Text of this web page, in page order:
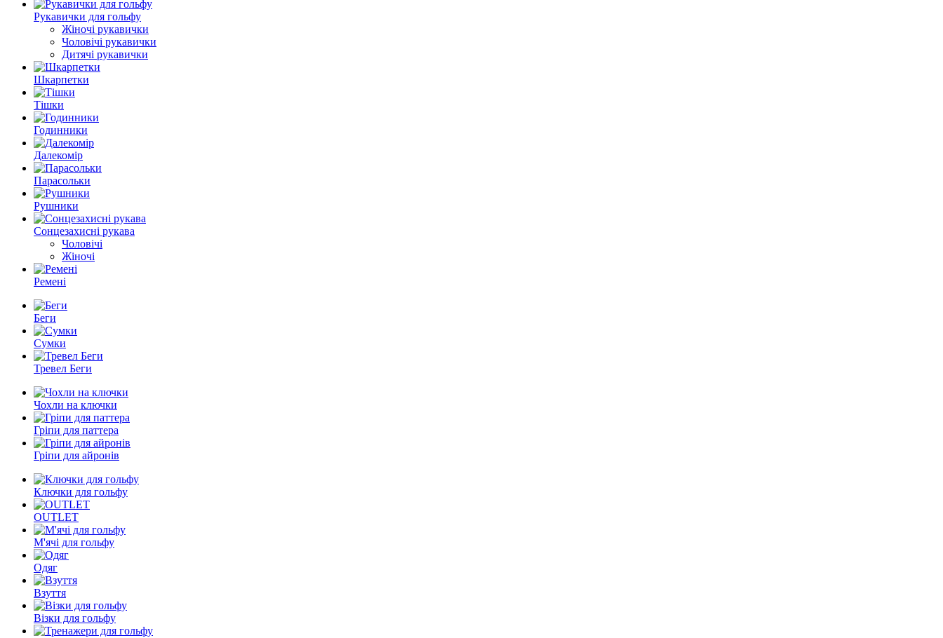
Рукавички для гольфу
Жіночі рукавички
Чоловічі рукавички
Дитячі рукавички
Шкарпетки
Тішки
Годинники
Далекомір
Парасольки
Рушники
Сонцезахисні рукава
Чоловічі
Жіночі
Ремені
Беги
Сумки
Тревел Беги
Чохли на ключки
Гріпи для паттера
Гріпи для айронів
Ключки для гольфу
OUTLET
М'ячі для гольфу
Одяг
Взуття
Візки для гольфу